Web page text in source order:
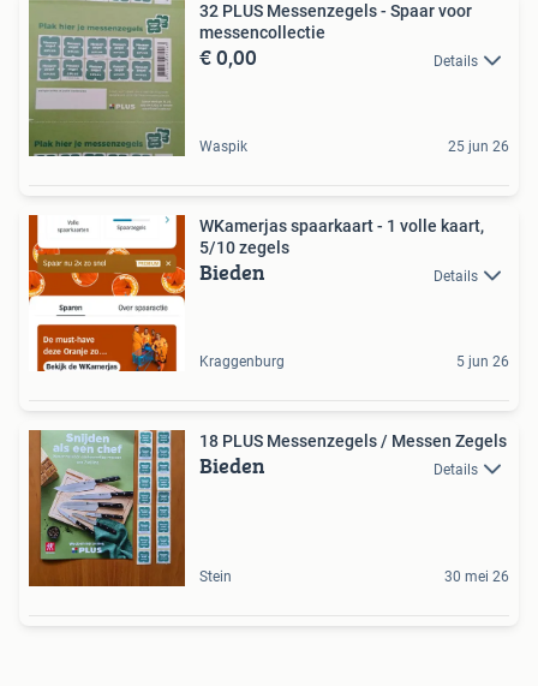
32 PLUS Messenzegels - Spaar voor
messencollectie
€ 0,00 Details
Waspik 25 jun 26
WKamerjas spaarkaart - 1 volle kaart,
5/10 zegels
Bieden Details
Kraggenburg 5 jun 26
18 PLUS Messenzegels / Messen Zegels
Bieden Details
Stein 30 mei 26